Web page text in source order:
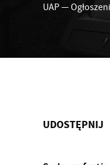
UAP—
UDOSTĘPNIJ